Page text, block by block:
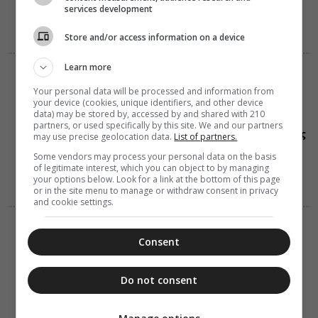
7:31
Σήμερα 08
Αυγούστου
τιμάται ο Άγιος
Ομολογητής ο
επίσκοπος
Κυζίκου
08 Αυγούστου 2026
μπορεί να σε
services development
Store and/or access information on a device
Learn more
Your personal data will be processed and information from
your device (cookies, unique identifiers, and other device
data) may be stored by, accessed by and shared with 210
partners, or used specifically by this site. We and our partners
may use precise geolocation data. List of partners.
Some vendors may process your personal data on the basis
of legitimate interest, which you can object to by managing
your options below. Look for a link at the bottom of this page
or in the site menu to manage or withdraw consent in privacy
and cookie settings.
Consent
Do not consent